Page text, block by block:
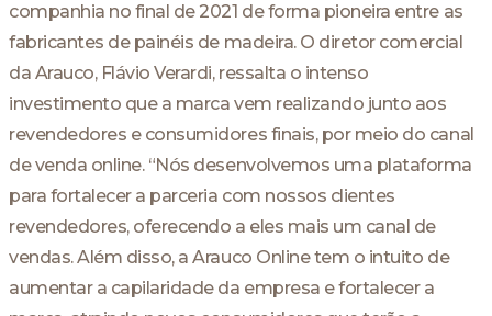
companhia no final de 2021 de forma pioneira entre as
fabricantes de painéis de madeira. O diretor comercial
da Arauco, Flávio Verardi, ressalta o intenso
investimento que a marca vem realizando junto aos
revendedores e consumidores finais, por meio do canal
de venda online. “Nós desenvolvemos uma plataforma
para fortalecer a parceria com nossos clientes
revendedores, oferecendo a eles mais um canal de
vendas. Além disso, a Arauco Online tem o intuito de
aumentar a capilaridade da empresa e fortalecer a